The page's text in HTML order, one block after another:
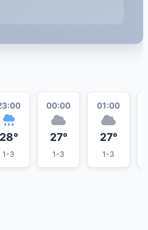
28°
1-3
00:00
27°
1-3
01:00
27°
1-3